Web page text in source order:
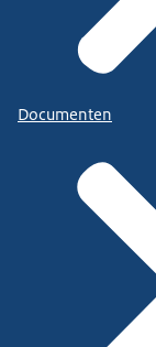
Documenten